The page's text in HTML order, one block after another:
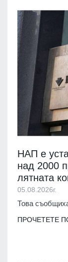
НАП е
над 2000
лятната
05.08.2026г.
Това
ПРОЧЕТЕТЕ